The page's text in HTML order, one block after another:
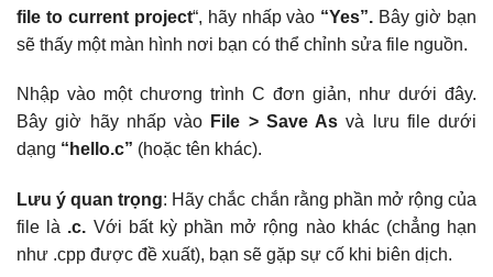
file to current project“, hãy nhấp vào “Yes”. Bây giờ bạn
sẽ thấy một màn hình nơi bạn có thể chỉnh sửa file nguồn.
Nhập vào một chương trình C đơn giản, như dưới đây.
Bây giờ hãy nhấp vào File > Save As và lưu file dưới
dạng “hello.c” (hoặc tên khác).
Lưu ý quan trọng: Hãy chắc chắn rằng phần mở rộng của
file là .c. Với bất kỳ phần mở rộng nào khác (chẳng hạn
như .cpp được đề xuất), bạn sẽ gặp sự cố khi biên dịch.